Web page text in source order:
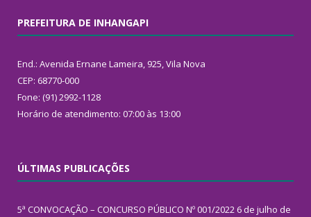
PREFEITURA DE INHANGAPI
End.: Avenida Ernane Lameira, 925, Vila Nova
CEP: 68770-000
Fone: (91) 2992-1128
Horário de atendimento: 07:00 às 13:00
ÚLTIMAS PUBLICAÇÕES
5ª CONVOCAÇÃO – CONCURSO PÚBLICO Nº 001/2022 6 de julho de